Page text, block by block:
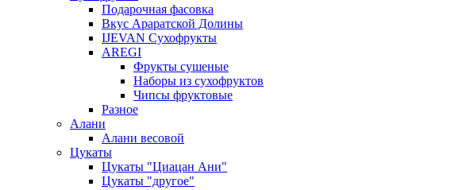
Подарочная фасовка
Вкус Араратской Долины
IJEVAN Сухофрукты
AREGI
Фрукты сушеные
Наборы из сухофруктов
Чипсы фруктовые
Разное
Алани
Алани весовой
Цукаты
Цукаты "Циацан Ани"
Цукаты "другое"